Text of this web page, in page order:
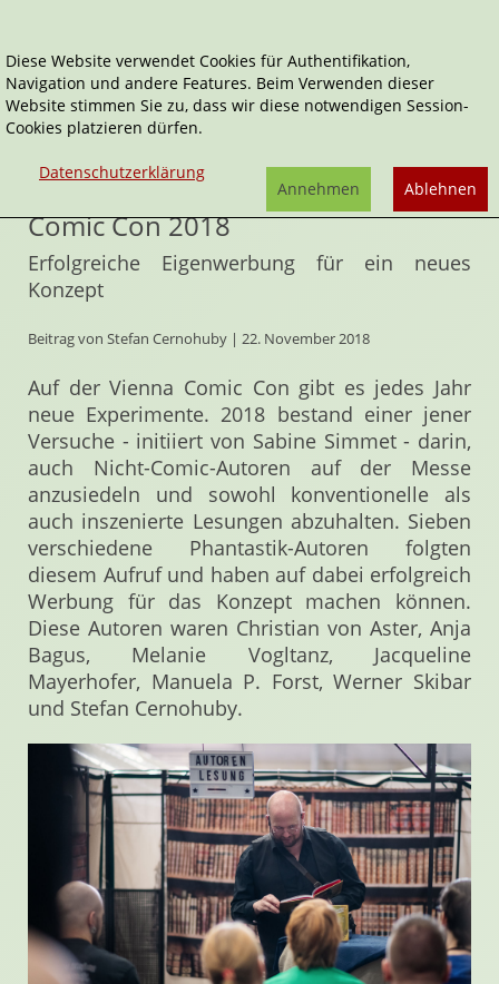
Home
Artikel
Phantastik-Autoren auf der Vienna Comic Con 2018
Phantastik-Autoren auf der Vienna
Comic Con 2018
Erfolgreiche Eigenwerbung für ein neues
Konzept
Beitrag von Stefan Cernohuby | 22. November 2018
Auf der Vienna Comic Con gibt es jedes Jahr
neue Experimente. 2018 bestand einer jener
Versuche - initiiert von Sabine Simmet - darin,
auch Nicht-Comic-Autoren auf der Messe
anzusiedeln und sowohl konventionelle als
auch inszenierte Lesungen abzuhalten. Sieben
verschiedene Phantastik-Autoren folgten
diesem Aufruf und haben auf dabei erfolgreich
Werbung für das Konzept machen können.
Diese Autoren waren Christian von Aster, Anja
Bagus, Melanie Vogltanz, Jacqueline
Mayerhofer, Manuela P. Forst, Werner Skibar
und Stefan Cernohuby.
Diese Website verwendet Cookies für Authentifikation,
Navigation und andere Features. Beim Verwenden dieser
Website stimmen Sie zu, dass wir diese notwendigen Session-
Cookies platzieren dürfen.
Datenschutzerklärung
Ablehnen
Annehmen